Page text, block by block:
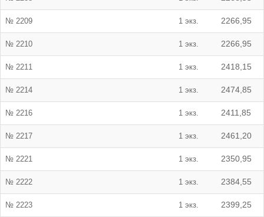
№ 2209 1 экз. 2266,95
№ 2210 1 экз. 2266,95
№ 2211 1 экз. 2418,15
№ 2214 1 экз. 2474,85
№ 2216 1 экз. 2411,85
№ 2217 1 экз. 2461,20
№ 2221 1 экз. 2350,95
№ 2222 1 экз. 2384,55
№ 2223 1 экз. 2399,25